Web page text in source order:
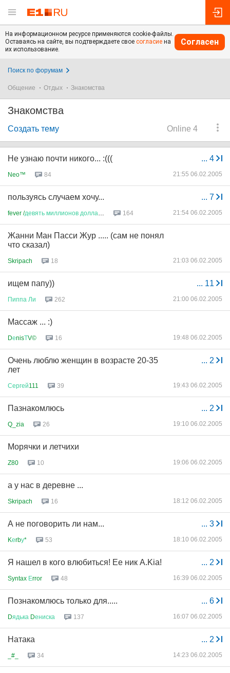
На информационном ресурсе применяются cookie-файлы.
Оставаясь на сайте, вы подтверждаете свое согласие на
их использование.
Согласен
Поиск по форумам
Общение Отдых Знакомства
Знакомства
Online 4
Создать тему
... 4
Не узнаю почти никого... :(((
Neo™ 84 21:55 06.02.2005
... 7
пользуясь случаем хочу...
fever /девять миллионов доллар 164 21:54 06.02.2005
Жанни Ман Пасси Жур ..... (сам не понял
что сказал)
Skripach 18 21:03 06.02.2005
... 11
ищем папу))
Пиппа Ли 262 21:00 06.02.2005
Массаж ... :)
DеnisТV© 16 19:48 06.02.2005
... 2
Очень люблю женщин в возрасте 20-35
лет
Сергей111 39 19:43 06.02.2005
... 2
Пазнакомлюсь
Q_zia 26 19:10 06.02.2005
Морячки и летчихи
Z80 10 19:06 06.02.2005
а у нас в деревне ...
Skripach 16 18:12 06.02.2005
... 3
А не поговорить ли нам...
Kеrbу* 53 18:10 06.02.2005
... 2
Я нашел в кого влюбиться! Ее ник A.Kia!
Syntax Еrror 48 16:39 06.02.2005
... 6
Познакомлюсь только для.....
Dядька Dениска 137 16:07 06.02.2005
... 2
Натака
_#_ 34 14:23 06.02.2005